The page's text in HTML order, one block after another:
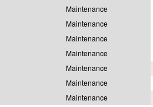
Maintenance
Maintenance
Maintenance
Maintenance
Maintenance
Maintenance
Maintenance